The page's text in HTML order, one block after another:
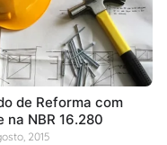
de Reforma com
na NBR 16.280
2015